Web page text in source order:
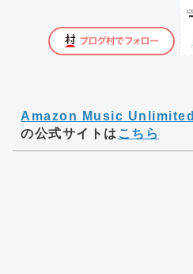
Amazon Music Unlimited
の公式サイトは こちら